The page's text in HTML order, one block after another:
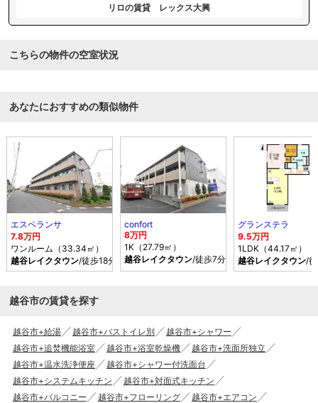
リロの賃貸 レックス大興
こちらの物件の空室状況
あなたにおすすめの類似物件
エスペランサ
7.8万円
ワンルーム（33.34㎡）
越谷レイクタウン/徒歩18分
confort
8万円
1K（27.79㎡）
越谷レイクタウン/徒歩7分
グランステラ
9.5万円
1LDK（44.17㎡）
越谷レイクタウン/
越谷市の賃貸を探す
越谷市+給湯 越谷市+バストイレ別
越谷市+シャワー
越谷市+追焚機能浴室
越谷市+浴室乾燥機
越谷市+洗面所独立
越谷市+温水洗浄便座
越谷市+シャワー付洗面台
越谷市+システムキッチン
越谷市+対面式キッチン
越谷市+バルコニー
越谷市+フローリング
越谷市+エアコン